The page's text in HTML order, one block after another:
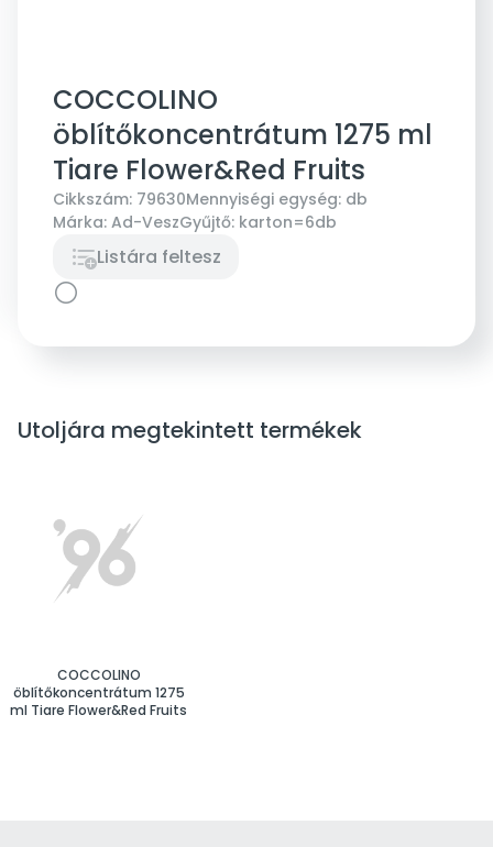
COCCOLINO
öblítőkoncentrátum 1275 ml
Tiare Flower&Red Fruits
Cikkszám: 79630Mennyiségi egység: db
Márka: Ad-VeszGyűjtő: karton=6db
Listára feltesz
Utoljára megtekintett termékek
COCCOLINO
öblítőkoncentrátum 1275
ml Tiare Flower&Red Fruits